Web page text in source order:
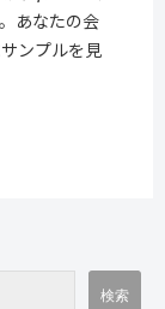
あなたの会
ンプルを見